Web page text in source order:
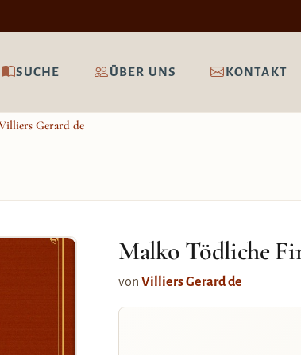
SUCHE ÜBER UNS KONTAKT
Gerard de
Malko Tödliche
von Villiers Gerard de